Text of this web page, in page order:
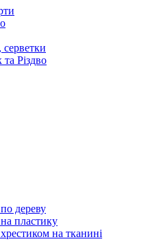
Різдво
дереву
пластику
на тканині